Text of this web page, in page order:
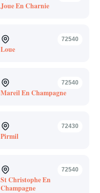
Joue En Charnie
72540
Loue
72540
Mareil En Champagne
72430
Pirmil
72540
St Christophe En
Champagne